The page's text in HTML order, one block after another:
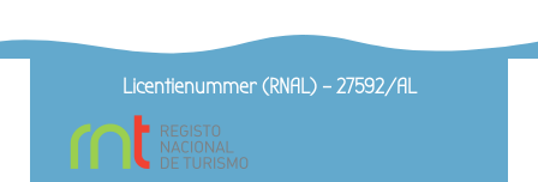
Licentienummer (RNAL) – 27592/AL